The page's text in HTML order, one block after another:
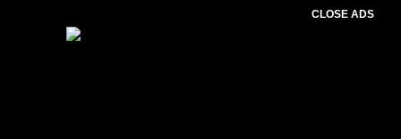
CLOSE ADS